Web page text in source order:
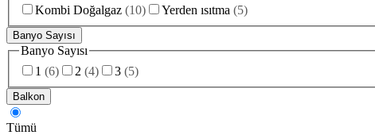
Kombi Doğalgaz (10) Yerden ısıtma (5)
Banyo Sayısı
Banyo Sayısı
1 (6) 2 (4) 3 (5)
Balkon
Tümü